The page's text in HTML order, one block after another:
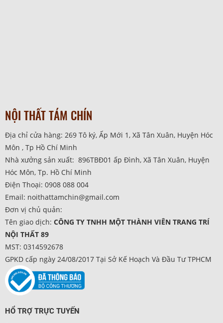
NỘI THẤT TÁM CHÍN
Địa chỉ cửa hàng: 269 Tô ký, Ấp Mới 1, Xã Tân Xuân, Huyện Hóc
Môn , Tp Hồ Chí Minh
Nhà xưởng sản xuất: 896TBĐ01 ấp Đình, Xã Tân Xuân, Huyện
Hóc Môn, Tp. Hồ Chí Minh
Điện Thoại: 0908 088 004
Email: noithattamchin@gmail.com
Đơn vị chủ quản:
Tên giao dịch: CÔNG TY TNHH MỘT THÀNH VIÊN TRANG TRÍ
NỘI THẤT 89
MST: 0314592678
GPKD cấp ngày 24/08/2017 Tại Sở Kế Hoạch Và Đầu Tư TPHCM
HỔ TRỢ TRỰC TUYẾN